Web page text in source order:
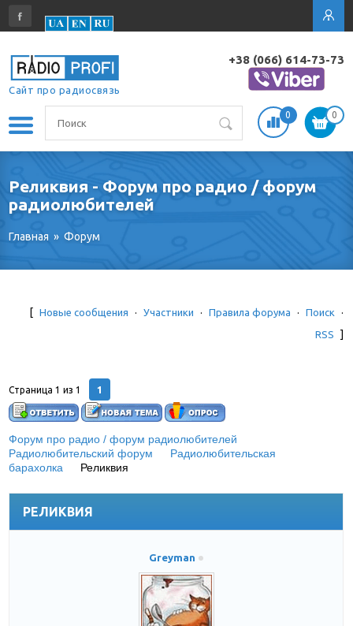
Сайт про радиосвязь
+38 (066) 614-73-73
0 0
Реликвия - Форум про радио / форум
радиолюбителей
Главная » Форум
[ Новые сообщения · Участники · Правила форума · Поиск
·
RSS
]
Страница1 из1 1
Форум про радио / форум радиолюбителей
Радиолюбительский форум
Радиолюбительская
барахолка
Реликвия
РЕЛИКВИЯ
Greyman